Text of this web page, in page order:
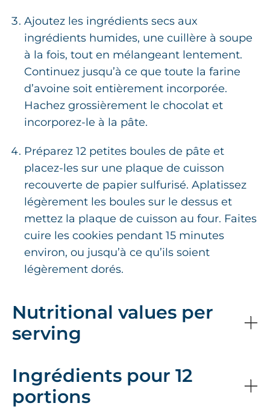
Ajoutez les ingrédients secs aux
ingrédients humides, une cuillère à soupe
à la fois, tout en mélangeant lentement.
Continuez jusqu’à ce que toute la farine
d’avoine soit entièrement incorporée.
Hachez grossièrement le chocolat et
incorporez-le à la pâte.
Préparez 12 petites boules de pâte et
placez-les sur une plaque de cuisson
recouverte de papier sulfurisé. Aplatissez
légèrement les boules sur le dessus et
mettez la plaque de cuisson au four. Faites
cuire les cookies pendant 15 minutes
environ, ou jusqu’à ce qu’ils soient
légèrement dorés.
Nutritional values per
serving
Ingrédients pour 12
portions